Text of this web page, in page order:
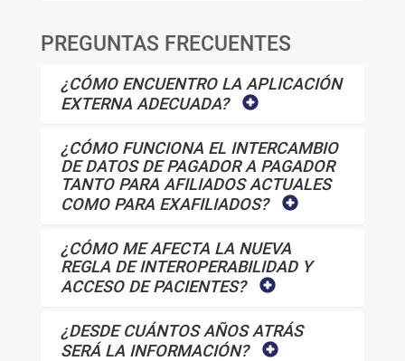
PREGUNTAS FRECUENTES
¿CÓMO ENCUENTRO LA APLICACIÓN
EXTERNA ADECUADA?
¿CÓMO FUNCIONA EL INTERCAMBIO
DE DATOS DE PAGADOR A PAGADOR
TANTO PARA AFILIADOS ACTUALES
COMO PARA EXAFILIADOS?
¿CÓMO ME AFECTA LA NUEVA
REGLA DE INTEROPERABILIDAD Y
ACCESO DE PACIENTES?
¿DESDE CUÁNTOS AÑOS ATRÁS
SERÁ LA INFORMACIÓN?